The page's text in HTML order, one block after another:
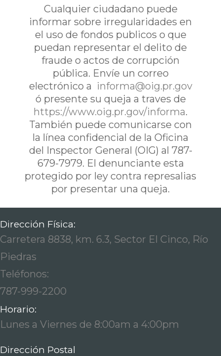
Cualquier ciudadano puede
informar sobre irregularidades en
el uso de fondos publicos o que
puedan representar el delito de
fraude o actos de corrupción
pública. Envíe un correo
electrónico a informa@oig.pr.gov
ó presente su queja a traves de
https://www.oig.pr.gov/informa.
También puede comunicarse con
la línea confidencial de la Oficina
del Inspector General (OIG) al 787-
679-7979. El denunciante esta
protegido por ley contra represalias
por presentar una queja.
Dirección Física:
Carretera 8838, km. 6.3, Sector El Cinco, Río
Piedras
Teléfonos:
787-999-2200
Horario:
Lunes a Viernes de 8:00am a 4:00pm
Dirección Postal